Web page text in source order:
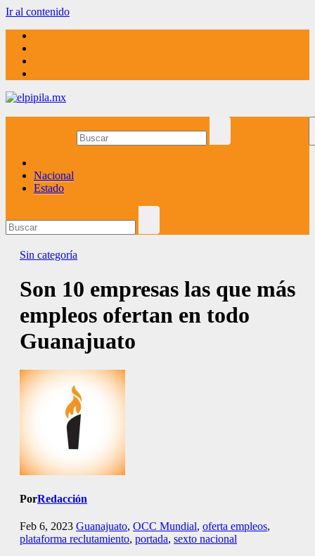
Ir al contenido
Nacional
Estado
Sin categoría
Son 10 empresas las que más
empleos ofertan en todo
Guanajuato
PorRedacción
Feb 6, 2023 Guanajuato, OCC Mundial, oferta empleos,
plataforma reclutamiento, portada, sexto nacional